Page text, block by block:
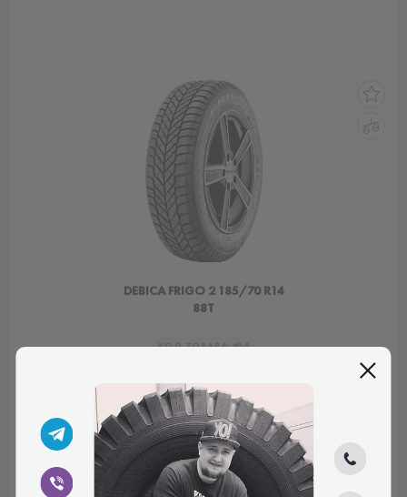
DEBICA FRIGO 2 185/70 R14
88T
КОД ТОВАРА:404